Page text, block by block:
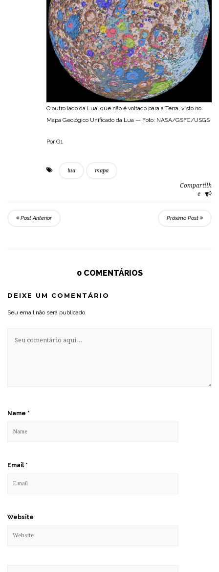
O outro lado da Lua, que não é voltado para a Terra, visto no
Mapa Geológico Unificado da Lua — Foto: NASA/GSFC/USGS
Por G1
lua mapa
Compartilh
e
Post Anterior Próximo Post
0 COMENTÁRIOS
DEIXE UM COMENTÁRIO
Seu email não será publicado.
Name *
Email *
Website